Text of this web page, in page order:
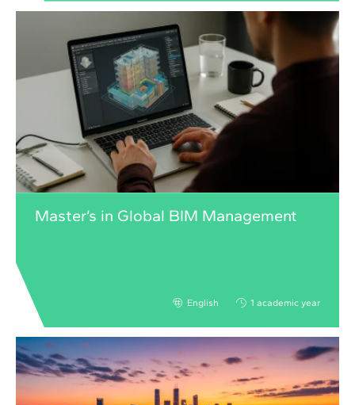
Master’s in Global BIM Management
English 1 academic year